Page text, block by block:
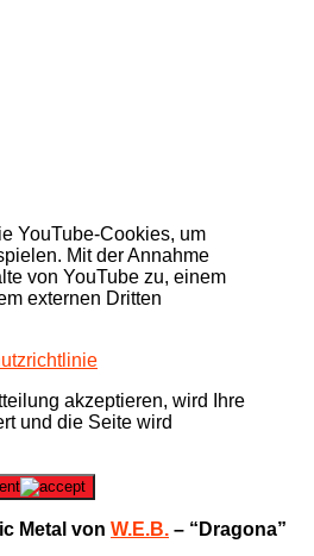
YouTube-Cookies, um
Mit der Annahme
von YouTube zu, einem
externen Dritten
akzeptieren, wird Ihre
und die Seite wird
Metal von W.E.B. – “Dragona”